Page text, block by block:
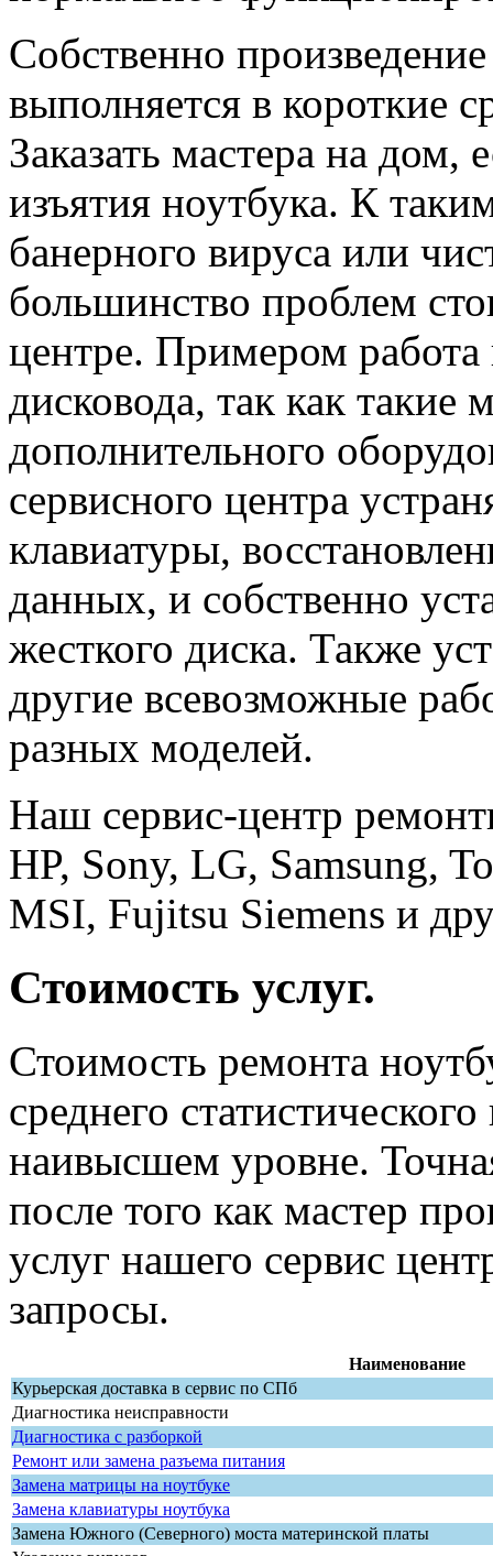
Собственно
выполняется в короткие
Заказать мастера на дом,
изъятия ноутбука. К
банерного вируса или
большинство проблем
центре. Примером
дисковода, так как
дополнительного
сервисного центра
клавиатуры,
данных, и собственно
жесткого диска. Также
другие всевозможные
разных моделей.
Наш сервис-центр
HP, Sony, LG, Samsung,
MSI, Fujitsu Siemens и
Стоимость услуг.
Стоимость ремонта
среднего
наивысшем уровне.
после того как мастер
услуг нашего сервис
запросы.
Наименование
Курьерская доставка в сервис по СПб
Диагностика неисправности
Диагностика с разборкой
Ремонт или замена разъема питания
Замена матрицы на ноутбуке
Замена клавиатуры ноутбука
Замена Южного (Северного) моста материнской платы